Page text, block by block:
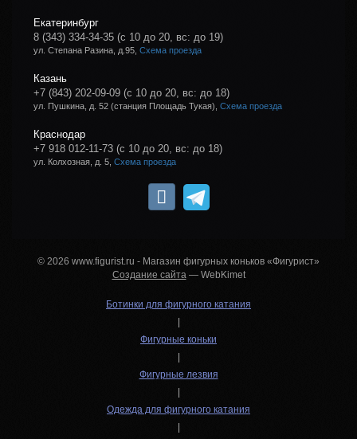
Екатеринбург
8 (343) 334-34-35 (с 10 до 20, вс: до 19)
ул. Степана Разина, д.95, Схема проезда
Казань
+7 (843) 202-09-09 (с 10 до 20, вс: до 18)
ул. Пушкина, д. 52 (станция Площадь Тукая), Схема проезда
Краснодар
+7 918 012-11-73 (с 10 до 20, вс: до 18)
ул. Колхозная, д. 5, Схема проезда
© 2026 www.figurist.ru - Магазин фигурных коньков «Фигурист»
Создание сайта — WebKimet
Ботинки для фигурного катания
|
Фигурные коньки
|
Фигурные лезвия
|
Одежда для фигурного катания
|